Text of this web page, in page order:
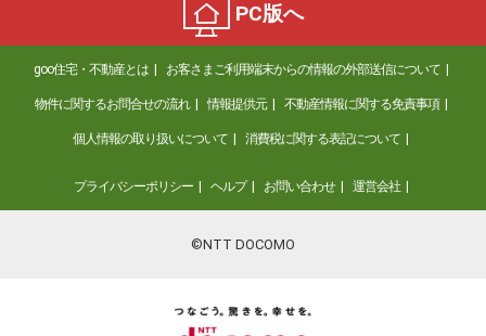
PC版へ
goo住宅・不動産とは お客さまご利用端末からの情報の外部送信について
物件に関するお問合せの流れ 情報提供元 不動産情報に関する免責事項
個人情報の取り扱いについて 消費税に関する表記について
プライバシーポリシー ヘルプ お問い合わせ 運営会社
©NTT DOCOMO